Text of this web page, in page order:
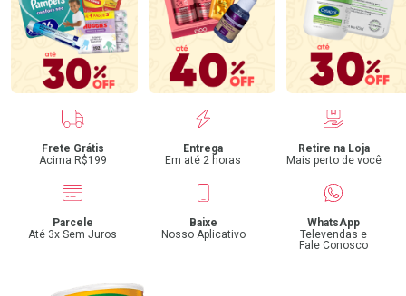
Benefícios
Frete Grátis
Acima R$199
Entrega
Em até 2 horas
Retire na Loja
Mais perto de você
Parcele
Até 3x Sem Juros
Baixe
Nosso Aplicativo
WhatsApp
Televendas e
Fale Conosco